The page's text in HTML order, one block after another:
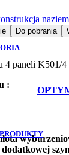
Do pobrania
4 paneli K501/4
: